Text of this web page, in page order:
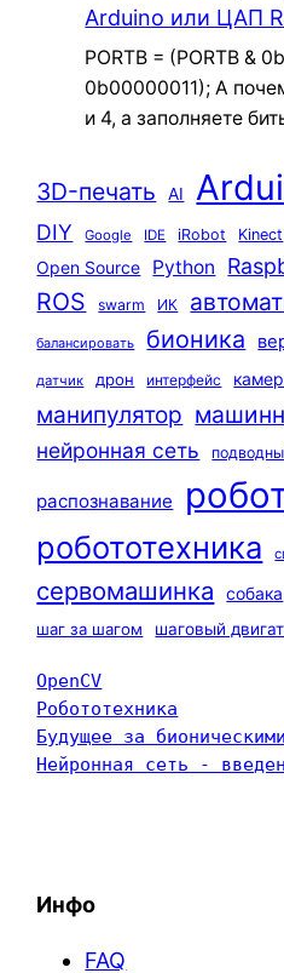
Arduino или ЦАП
PORTB = (PORTB &
0b00000011); А
и 4, а заполняете
3D-печать AI
DIY Google IDE iRobot Kinect
Open Source Python
ROS swarm ИК
балансировать бионика
датчик дрон интерфейс
манипулятор
нейронная сеть
распознавание
робототехника
сервомашинка собака
шаг за шагом шаговый
OpenCV
Робототехника
Будущее за
Нейронная сеть -
Инфо
FAQ